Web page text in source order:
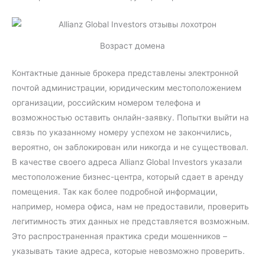
Возраст домена
Контактные данные брокера представлены электронной
почтой администрации, юридическим местоположением
организации, российским номером телефона и
возможностью оставить онлайн-заявку. Попытки выйти на
связь по указанному номеру успехом не закончились,
вероятно, он заблокирован или никогда и не существовал.
В качестве своего адреса Allianz Global Investors указали
местоположение бизнес-центра, который сдает в аренду
помещения. Так как более подробной информации,
например, номера офиса, нам не предоставили, проверить
легитимность этих данных не представляется возможным.
Это распространенная практика среди мошенников –
указывать такие адреса, которые невозможно проверить.